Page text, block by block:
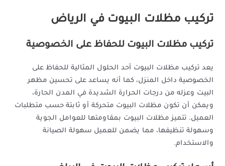
تركيب مظلات البيوت في الرياض
تركيب مظلات البيوت للحفاظ على الخصوصية
يعد تركيب مظلات البيوت أحد الحلول المثالية للحفاظ على
الخصوصية داخل المنزل، كما أنه يساعد على تحسين مظهر
البيت وعزله من درجات الحرارة الشديدة في المدن الحارة،
ويمكن أن تكون مظلات البيوت متحركة أو ثابتة حسب متطلبات
العميل. تتميز مظلات البيوت بمقاومتها للعوامل الجوية
وسهولة تنظيفها، مما يضمن للعميل سهولة الصيانة
والاستخدام.